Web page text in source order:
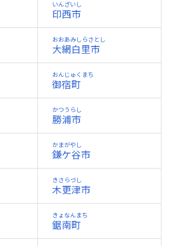
印西市
いんざいし
大網白里市
おおあみしらさとし
御宿町
おんじゅくまち
勝浦市
かつうらし
鎌ケ谷市
かまがやし
木更津市
きさらづし
鋸南町
きょなんまち